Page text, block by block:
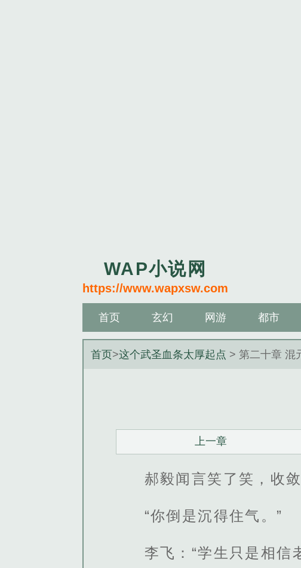
WAP小说网
https://www.wapxsw.com
首页 玄幻 网游 都市
首页>这个武圣血条太厚起点 > 第二十章 混
上一章
郝毅闻言笑了笑，收敛
“你倒是沉得住气。”
李飞：“学生只是相信